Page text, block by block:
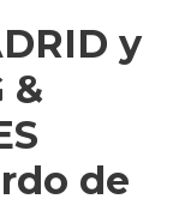
y
&
de